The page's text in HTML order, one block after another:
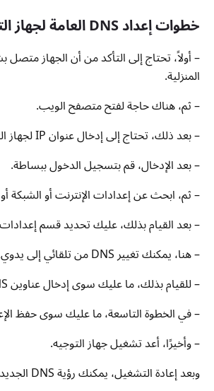
خطوات إعداد DNS العامة لجهاز التوجيه
– أولاً، تحتاج إلى التأكد من أن الجهاز متصل
المنزلية.
– ثم، هناك حاجة لفتح متصفح الويب.
– بعد ذلك، تحتاج إلى إدخال عنوان IP لجهاز التوجيه.
– بعد الإدخال، قم بتسجيل الدخول ببساطة.
– ثم، ابحث عن إعدادات الإنترنت أو الشبكة أو WAN.
– بعد القيام بذلك، عليك تحديد قسم إعدادات DNS.
– هنا، يمكنك تغيير DNS من تلقائي إلى يدوي.
– للقيام بذلك، ما عليك سوى إدخال عناوين DNS الآمنة للعائلة.
– في الخطوة التاسعة، ما عليك سوى حفظ
– وأخيرًا، أعد تشغيل جهاز التوجيه.
وبعد إعادة التشغيل، يمكنك رؤية DNS الجديد يصبح نشطًا.